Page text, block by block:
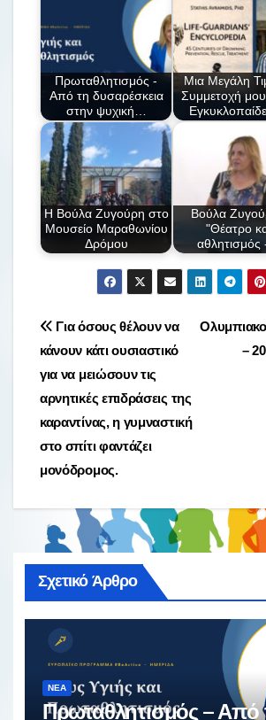
Πρωταθλητισμός -
Από τη δυσαρέσκεια
στην ψυχική…
Μια Μεγάλη
Συμμετοχή
Η Βούλα Ζυγούρη στο
Μουσείο Μαραθωνίου
Δρόμου
Βούλα
"Θέατρο
Πλοήγηση
άρθρων
–
Για όσους θέλουν να
κάνουν κάτι ουσιαστικό
για να μειώσουν τις
αρνητικές επιδράσεις της
καραντίνας, η γυμναστική
στο σπίτι φαντάζει
μονόδρομος.
Σχετικό Άρθρο
ΝΈΑ
Πρωταθλητισμός – Από